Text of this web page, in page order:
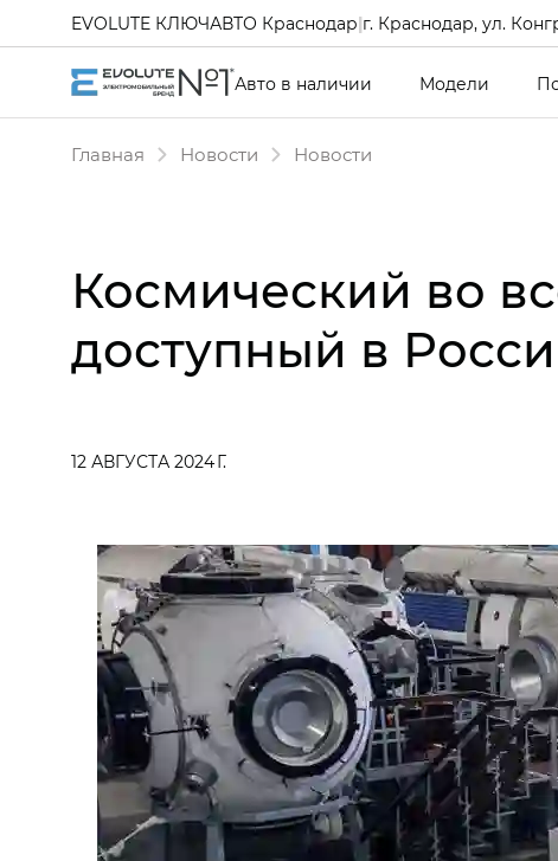
EVOLUTE КЛЮЧАВТО Краснодар|г. Краснодар, ул.
Авто в наличии Модели
Главная Новости Новости
Космический во
доступный в
12 АВГУСТА 2024 Г.